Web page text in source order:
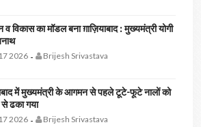
विकास का मॉडल बना ग़ाज़ियाबाद : ​मुख्यमंत्री योगी
2026- Brijesh Srivastava
में मुख्यमंत्री के आगमन से पहले टूटे-फूटे नालों को
ढका गया
2026- Brijesh Srivastava